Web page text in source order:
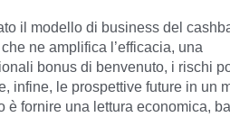
il modello di business del
che ne amplifica l’efficacia, una
bonus di benvenuto, i rischi
infine, le prospettive future in un
è fornire una lettura economica,